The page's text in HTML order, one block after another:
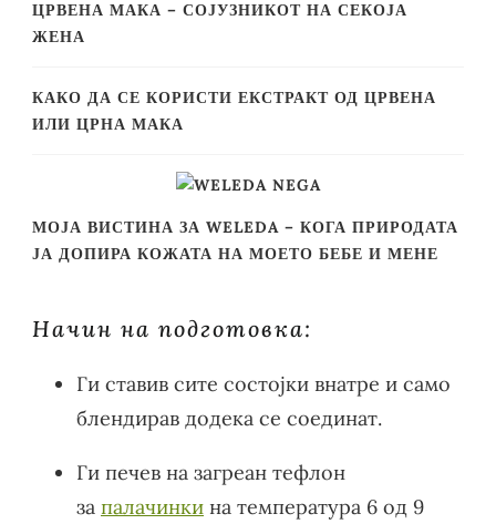
ЦРВЕНА МАКА – СОЈУЗНИКОТ НА СЕКОЈА
ЖЕНА
КАКО ДА СЕ КОРИСТИ ЕКСТРАКТ ОД ЦРВЕНА
ИЛИ ЦРНА МАКА
МОЈА ВИСТИНА ЗА WELEDA – КОГА ПРИРОДАТА
ЈА ДОПИРА КОЖАТА НА МОЕТО БЕБЕ И МЕНЕ
Начин на подготовка:
Ги ставив сите состојки внатре и само
блендирав додека се соединат.
Ги печев на загреан тефлон
за палачинки на температура 6 од 9